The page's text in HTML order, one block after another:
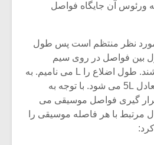
ورئوس آن جایگاه فواصل
مورد نظر منتظم است پس طول
بین فواصل در روی سیم
مرتعش مساوی می باشند. طول اضلاع را L می نامیم. به
این ترتیب طول سیم معادل 5L می شود. با توجه به
گیری فواصل موسیقی می
مرتبط با هر فاصله موسیقی را